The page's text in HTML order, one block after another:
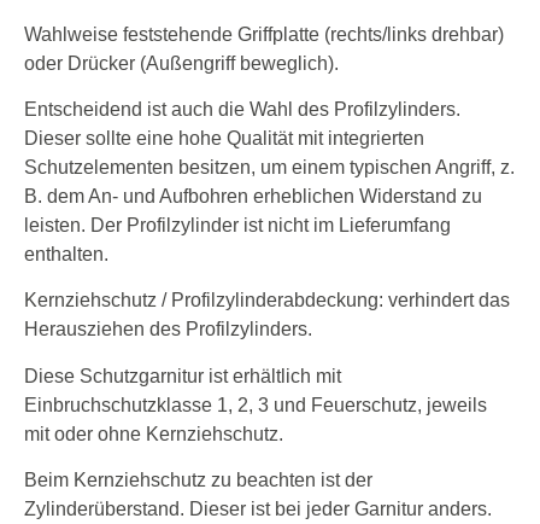
Wahlweise feststehende Griffplatte (rechts/links drehbar)
oder Drücker (Außengriff beweglich).
Entscheidend ist auch die Wahl des Profilzylinders.
Dieser sollte eine hohe Qualität mit integrierten
Schutzelementen besitzen, um einem typischen Angriff, z.
B. dem An- und Aufbohren erheblichen Widerstand zu
leisten. Der Profilzylinder ist nicht im Lieferumfang
enthalten.
Kernziehschutz / Profilzylinderabdeckung: verhindert das
Herausziehen des Profilzylinders.
Diese Schutzgarnitur ist erhältlich mit
Einbruchschutzklasse 1, 2, 3 und Feuerschutz, jeweils
mit oder ohne Kernziehschutz.
Beim Kernziehschutz zu beachten ist der
Zylinderüberstand. Dieser ist bei jeder Garnitur anders.